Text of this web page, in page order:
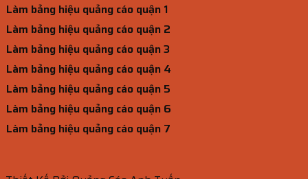
Làm bảng hiệu quảng cáo quận 1
Làm bảng hiệu quảng cáo quận 2
Làm bảng hiệu quảng cáo quận 3
Làm bảng hiệu quảng cáo quận 4
Làm bảng hiệu quảng cáo quận 5
Làm bảng hiệu quảng cáo quận 6
Làm bảng hiệu quảng cáo quận 7